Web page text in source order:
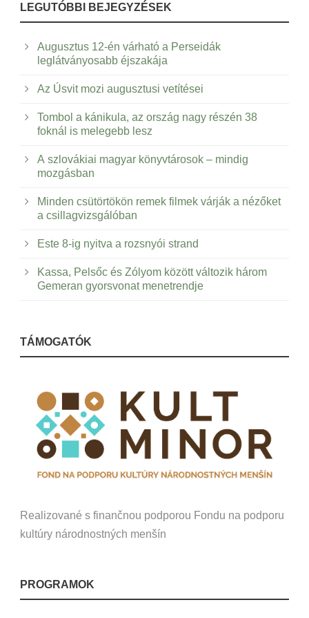
LEGUTÓBBI BEJEGYZÉSEK
Augusztus 12-én várható a Perseidák
leglátványosabb éjszakája
Az Úsvit mozi augusztusi vetítései
Tombol a kánikula, az ország nagy részén 38
foknál is melegebb lesz
A szlovákiai magyar könyvtárosok – mindig
mozgásban
Minden csütörtökön remek filmek várják a nézőket
a csillagvizsgálóban
Este 8-ig nyitva a rozsnyói strand
Kassa, Pelsőc és Zólyom között változik három
Gemeran gyorsvonat menetrendje
TÁMOGATÓK
Realizované s finančnou podporou Fondu na podporu
kultúry národnostných menšín
PROGRAMOK